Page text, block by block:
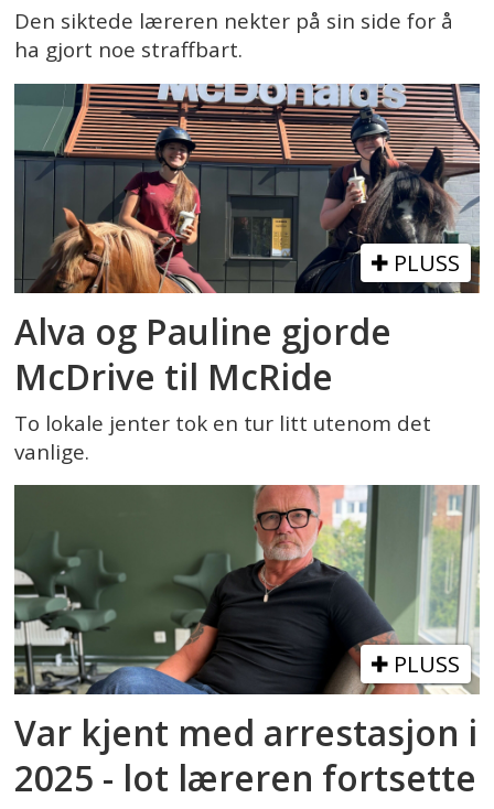
Den siktede læreren nekter på sin side for å
ha gjort noe straffbart.
PLUSS
Alva og Pauline gjorde
McDrive til McRide
To lokale jenter tok en tur litt utenom det
vanlige.
PLUSS
Var kjent med arrestasjon i
2025 - lot læreren fortsette